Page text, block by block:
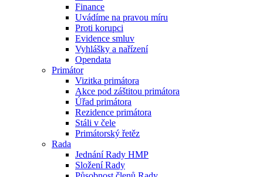
Finance
Uvádíme na pravou míru
Proti korupci
Evidence smluv
Vyhlášky a nařízení
Opendata
Primátor
Vizitka primátora
Akce pod záštitou primátora
Úřad primátora
Rezidence primátora
Stáli v čele
Primátorský řetěz
Rada
Jednání Rady HMP
Složení Rady